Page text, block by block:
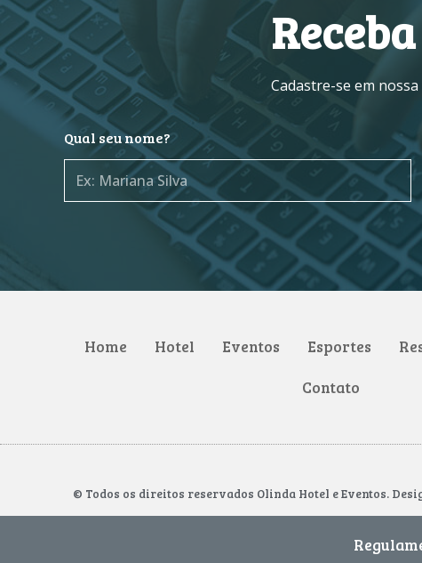
Cadastre-se em
Qual seu nome?
Home Hotel Eventos Esportes
Contato
© Todos os direitos reservados Olinda Hotel e Eventos.